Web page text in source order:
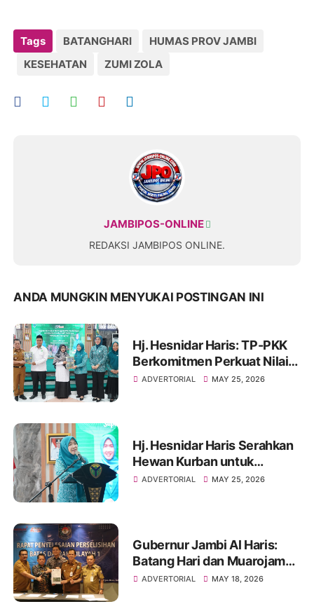
Tags BATANGHARI
HUMAS PROV JAMBI
KESEHATAN
ZUMI ZOLA
JAMBIPOS-ONLINE
REDAKSI JAMBIPOS ONLINE.
ANDA MUNGKIN MENYUKAI POSTINGAN INI
Hj. Hesnidar Haris: TP-PKK
Berkomitmen Perkuat Nilai
Religius Daerah Melalui
ADVERTORIAL MAY 25, 2026
Hj. Hesnidar Haris Serahkan
Hewan Kurban untuk
Masyarakat Batang Hari dan
ADVERTORIAL MAY 25, 2026
Gubernur Jambi Al Haris:
Batang Hari dan Muarojambi
Sepakat Serahkan
ADVERTORIAL MAY 18, 2026